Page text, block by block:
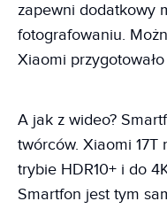
zapewni dodatkowy
fotografowaniu.
Xiaomi
A jak z wideo?
twórców. Xiaomi
trybie HDR10+ i do
Smartfon jest tym